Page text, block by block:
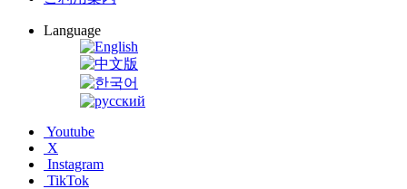
Language
Youtube
X
Instagram
TikTok